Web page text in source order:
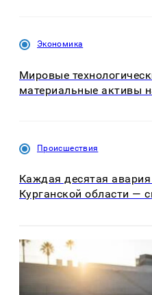
Экономика
Мировые
материальные активы
Происшествия
Каждая десятая
Курганской области —